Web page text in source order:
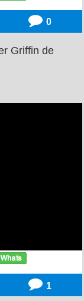
0
Griffin de
1